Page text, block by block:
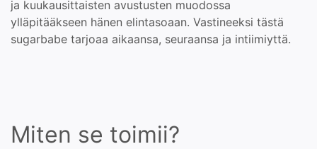
ja kuukausittaisten avustusten muodossa
ylläpitääkseen hänen elintasoaan. Vastineeksi tästä
sugarbabe tarjoaa aikaansa, seuraansa ja intiimiyttä.
Miten se toimii?